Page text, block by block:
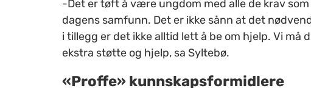
-Det er tøft å være ungdom med alle de krav
dagens samfunn. Det er ikke sånn at det
i tillegg er det ikke alltid lett å be om hjelp. Vi
ekstra støtte og hjelp, sa Syltebø.
«Proffe» kunnskapsformidlere